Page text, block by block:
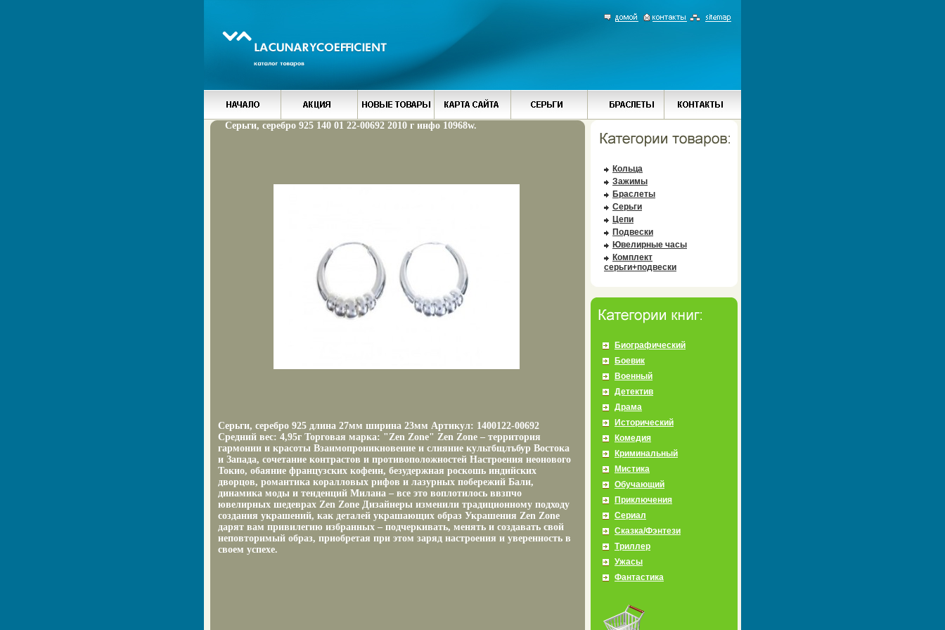
Серьги, серебро 925 140 01 22-00692 2010 г инфо 10968w.
Серьги, серебро 925 длина 27мм ширина 23мм Артикул: 1400122-00692
Средний вес: 4,95г Торговая марка: "Zen Zone" Zen Zone – территория
гармонии и красоты Взаимопроникновение и слияние культбщлъбур Востока
и Запада, сочетание контрастов и противоположностей Настроения неонового
Токио, обаяние французских кофеин, безудержная роскошь индийских
дворцов, романтика коралловых рифов и лазурных побережий Бали,
динамика моды и тенденций Милана – все это воплотилось ввзпчо
ювелирных шедеврах Zen Zone Дизайнеры изменили традиционному подходу
создания украшений, как деталей украшающих образ Украшения Zen Zone
дарят вам привилегию избранных – подчеркивать, менять и создавать свой
неповторимый образ, приобретая при этом заряд настроения и уверенность в
своем успехе.
Кольца
Зажимы
Браслеты
Серьги
Цепи
Подвески
Ювелирные часы
Комплект
серьги+подвески
Биографический
Боевик
Военный
Детектив
Драма
Исторический
Комедия
Криминальный
Мистика
Обучающий
Приключения
Сериал
Сказка/Фэнтези
Триллер
Ужасы
Фантастика